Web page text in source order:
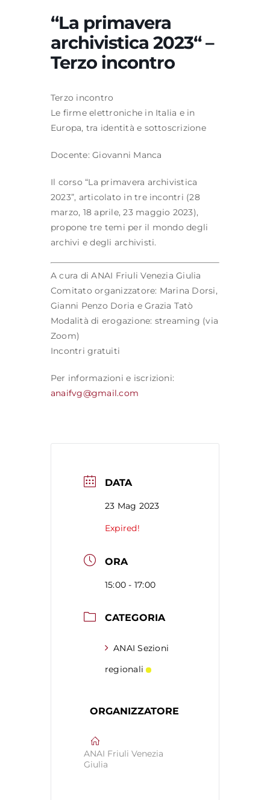
Formazione
“La primavera
archivistica 2023“ –
Terzo incontro
Terzo incontro
Le firme elettroniche in Italia e in
Europa, tra identità e sottoscrizione
Docente: Giovanni Manca
Il corso“La primavera archivistica
2023”, articolato in tre incontri (28
marzo, 18 aprile, 23 maggio 2023),
propone tre temi per il mondo degli
archivi e degli archivisti.
A cura di ANAI Friuli Venezia Giulia
Comitato organizzatore: Marina Dorsi,
Gianni Penzo Doria e Grazia Tatò
Modalità di erogazione: streaming (via
Zoom)
Incontri gratuiti
Per informazioni e iscrizioni:
anaifvg@gmail.com
DATA
23 Mag 2023
Expired!
ORA
15:00 - 17:00
CATEGORIA
ANAI Sezioni
regionali
ORGANIZZATORE
ANAI Friuli Venezia
Giulia